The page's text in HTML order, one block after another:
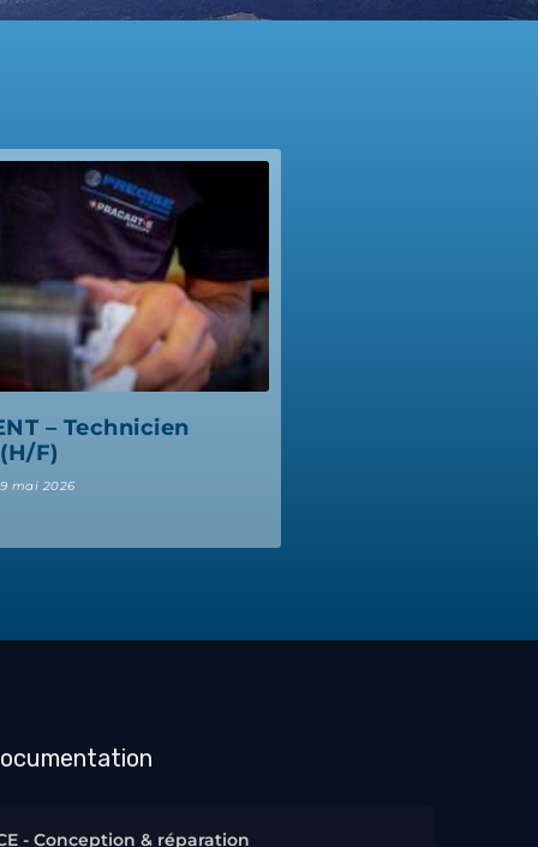
– Technicien
F)
mai 2026
- Conception & réparation